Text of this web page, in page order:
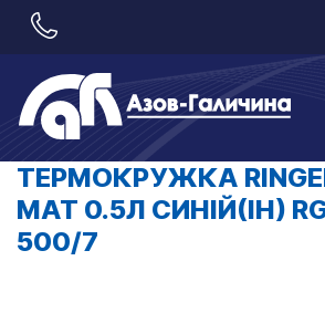
ТЕРМОКРУЖКА
MAT 0.5Л СИНІЙ(ІН)
500/7